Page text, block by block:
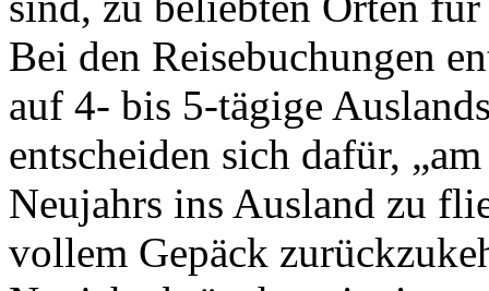
Bei den Reisebuchungen
auf 4- bis 5-tägige
entscheiden sich dafür,
Neujahrs ins Ausland zu
vollem Gepäck